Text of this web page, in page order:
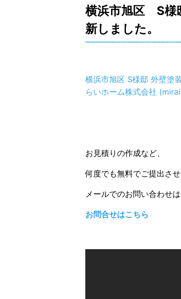
横浜市旭区 S
新しました。
横浜市旭区 S様邸 外壁塗
らいホーム株式会社
お見積りの作成など、
何度でも無料でご提出させ
メールでのお問い合わせ
お問合せはこちら